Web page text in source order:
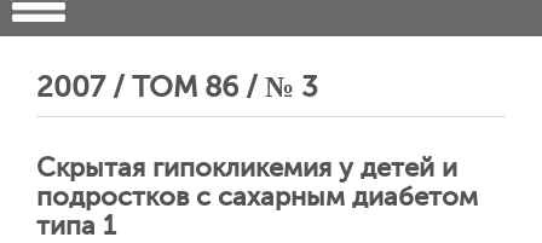
2007 / ТОМ 86 / № 3
Скрытая гипокликемия у детей и
подростков с сахарным диабетом
типа 1